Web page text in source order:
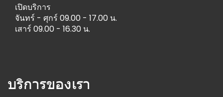
เปิดบริการ
จันทร์ - ศุกร์ 09.00 - 17.00 น.
เสาร์ 09.00 - 16.30 น.
บริการของเรา